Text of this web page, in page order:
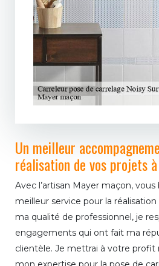
Un meilleur
réalisation de vos projets
Avec l’artisan Mayer maçon, vous
meilleur service pour la
ma qualité de professionnel, je
engagements qui ont fait ma
clientèle. Je mettrai à votre